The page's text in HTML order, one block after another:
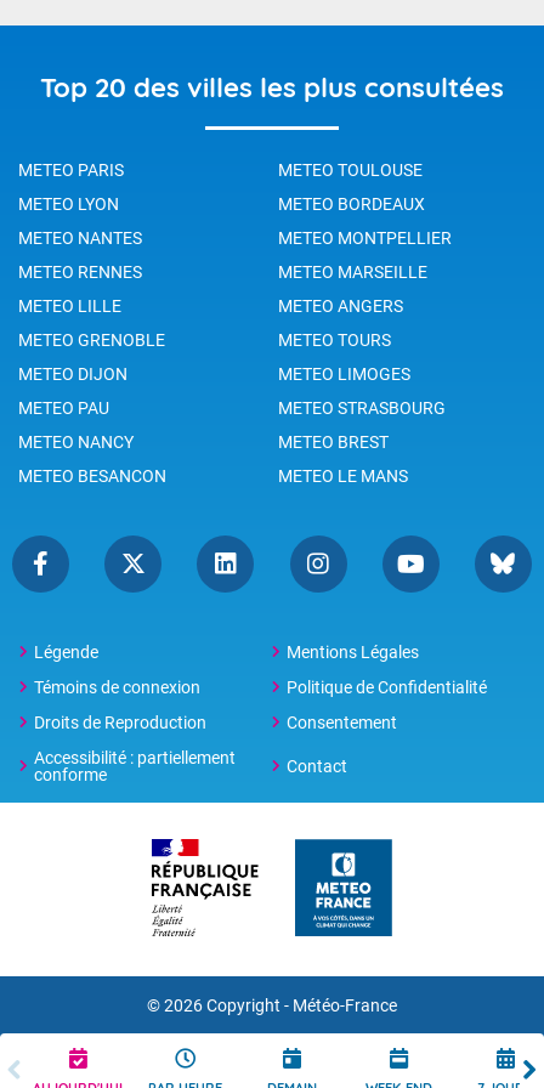
Top 20 des villes les plus consultées
METEO PARIS
METEO TOULOUSE
METEO LYON
METEO BORDEAUX
METEO NANTES
METEO MONTPELLIER
METEO RENNES
METEO MARSEILLE
METEO LILLE
METEO ANGERS
METEO GRENOBLE
METEO TOURS
METEO DIJON
METEO LIMOGES
METEO PAU
METEO STRASBOURG
METEO NANCY
METEO BREST
METEO BESANCON
METEO LE MANS
Légende
Mentions Légales
Témoins de connexion
Politique de Confidentialité
Droits de Reproduction
Consentement
Accessibilité : partiellement
conforme
Contact
© 2026 Copyright - Météo-France